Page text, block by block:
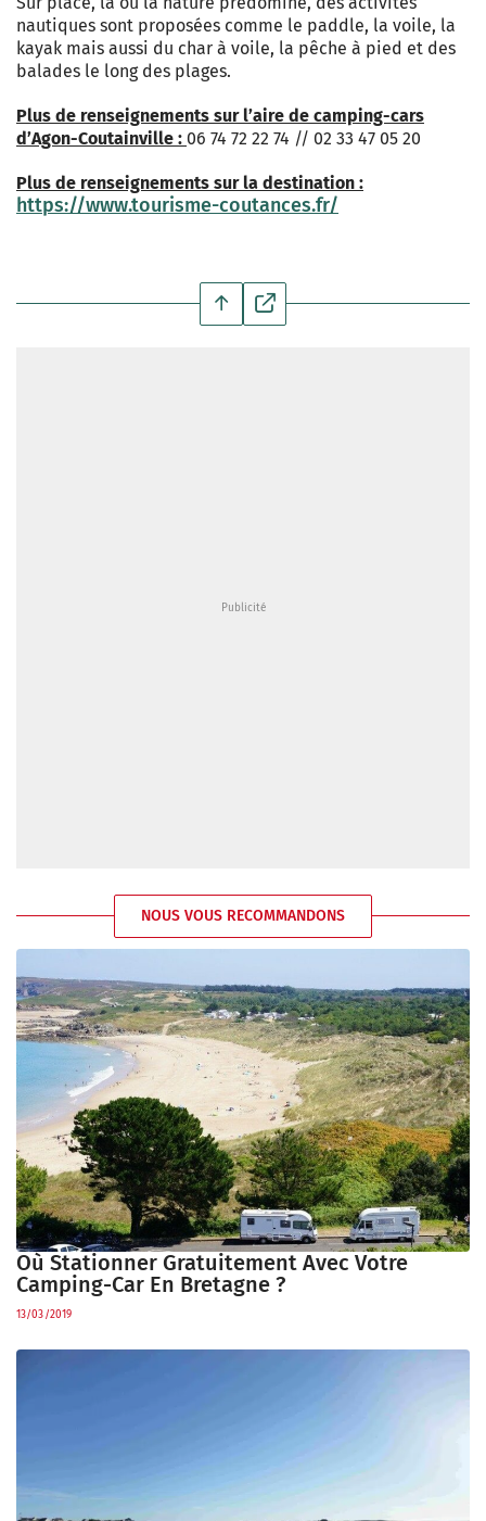
nautiques sont proposées comme le paddle, la voile, la
kayak mais aussi du char à voile, la pêche à pied et des
balades le long des plages.
Plus de renseignements sur l’aire de camping-cars
d’Agon-Coutainville : 06 74 72 22 74 // 02 33 47 05 20
Plus de renseignements sur la destination :
https://www.tourisme-coutances.fr/
NOUS VOUS RECOMMANDONS
Où Stationner Gratuitement Avec Votre
Camping-Car En Bretagne ?
13/03/2019